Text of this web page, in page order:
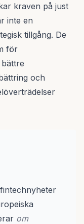
kraven på just
inte en
tillgång. De
för
och
om